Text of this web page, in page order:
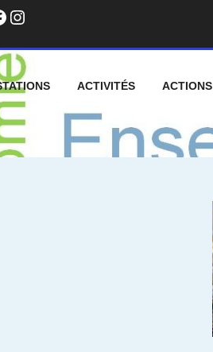
Instagram
ACTIVITÉS ACTIONS